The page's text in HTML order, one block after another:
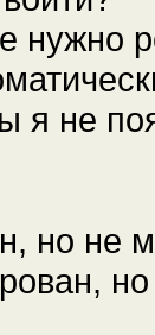
я не
но не